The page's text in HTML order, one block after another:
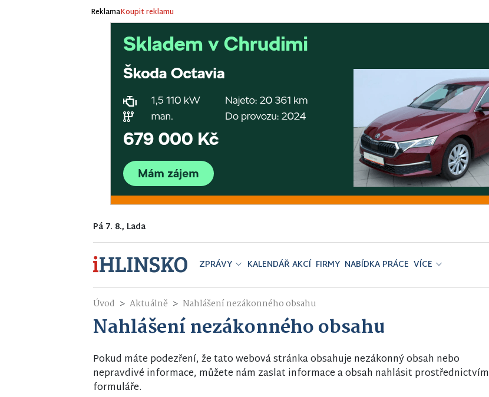
ReklamaKoupit reklamu
Pá 7. 8., Lada
ZPRÁVY KALENDÁŘ AKCÍ FIRMY NABÍDKA PRÁCE VÍCE
Úvod Aktuálně Nahlášení nezákonného obsahu
Nahlášení nezákonného obsahu
Pokud máte podezření, že tato webová stránka obsahuje nezákonný obsah nebo
nepravdivé informace, můžete nám zaslat informace a obsah nahlásit prostřednictvím
formuláře.